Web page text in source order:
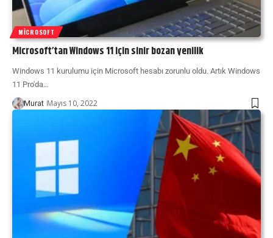
MICROSOFT
Microsoft’tan Windows 11 için sinir bozan yenilik
Windows 11 kurulumu için Microsoft hesabı zorunlu oldu. Artık Windows
11 Pro'da…
Murat Mayıs 10, 2022